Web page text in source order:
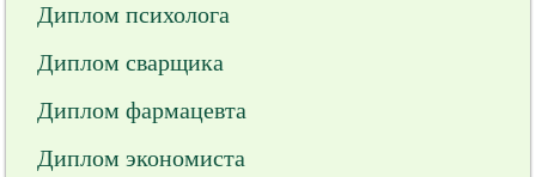
Диплом психолога
Диплом сварщика
Диплом фармацевта
Диплом экономиста